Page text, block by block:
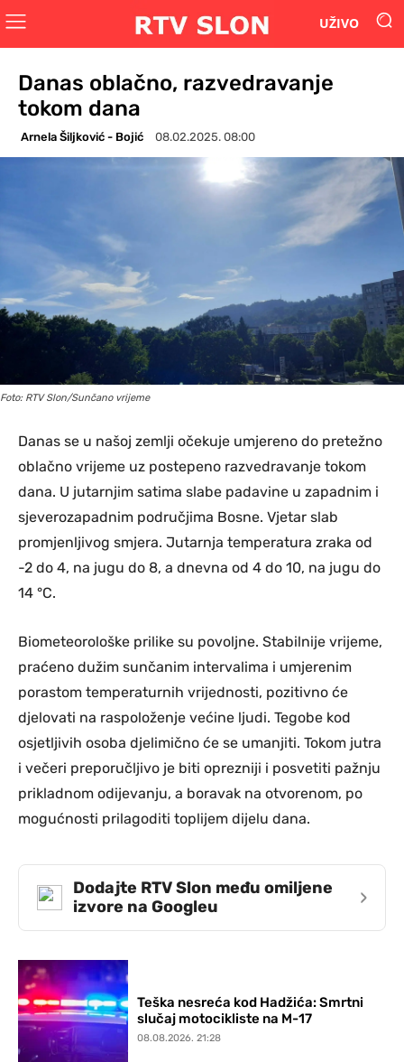
UŽIVO
Danas oblačno, razvedravanje
tokom dana
Arnela Šiljković - Bojić 08.02.2025. 08:00
Foto: RTV Slon/Sunčano vrijeme
Danas se u našoj zemlji očekuje umjereno do pretežno
oblačno vrijeme uz postepeno razvedravanje tokom
dana. U jutarnjim satima slabe padavine u zapadnim i
sjeverozapadnim područjima Bosne. Vjetar slab
promjenljivog smjera. Jutarnja temperatura zraka od
-2 do 4, na jugu do 8, a dnevna od 4 do 10, na jugu do
14 °C.
Biometeorološke prilike su povoljne. Stabilnije vrijeme,
praćeno dužim sunčanim intervalima i umjerenim
porastom temperaturnih vrijednosti, pozitivno će
djelovati na raspoloženje većine ljudi. Tegobe kod
osjetljivih osoba djelimično će se umanjiti. Tokom jutra
i večeri preporučljivo je biti oprezniji i posvetiti pažnju
prikladnom odijevanju, a boravak na otvorenom, po
mogućnosti prilagoditi toplijem dijelu dana.
Dodajte RTV Slon među omiljene
izvore na Googleu
›
Teška nesreća kod Hadžića: Smrtni
slučaj motocikliste na M-17
08.08.2026. 21:28